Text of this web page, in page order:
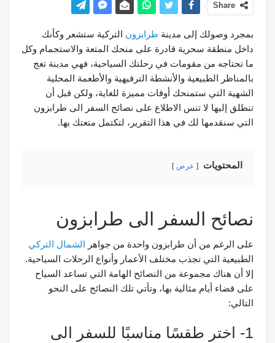
Share
بمجرد وصولك إلى مدينة طرابزون التركية ستشعر وكأنك
داخل منطقة سحرية قادرة على منحك المتعة والاستجمام وكل
ما تحتاجه من مقومات في رحلتك السياحية، فهي مدينة تعج
بالمناظر الطبيعية والأنشطة الترفيهية والأطعمة المحلية
الشهية التي ستمنحك أوقات مميزة للغاية، ولكن قبل أن
تنطلق إليها لا تنس الاطلاع على نصائح السفر الى طرابزون
التي سنقدمها لك في هذا التقرير، لتكتمل متعتك بها.
المحتويات عرض
نصائح السفر الى طرابزون
على الرغم من أن طرابزون واحدة من جواهر الشمال التركي
الطبيعية التي تجذب مختلف الأعمار وأنواع الرحلات السياحية.
إلا أن هناك مجموعة من النصائح الهامة التي تساعد السياح
على قضاء أيام مثالية بها، وتأتي تلك النصائح على النحو
التالي:
1- اختر طقسًا مناسبًا للسفر الى